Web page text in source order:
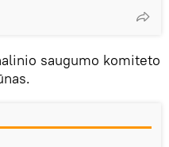
saugumo komiteto